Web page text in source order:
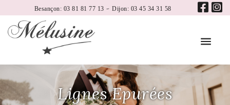
Besançon: 03 81 81 77 13 - Dijon: 03 45 34 31 58
Lignes Epurées